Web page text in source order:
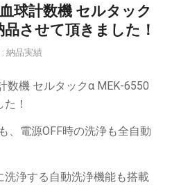
球計数機 セルタック
させて頂きました！
納品実績
数機 セルタックα MEK-6550
！
、電源OFF時の洗浄も全自動
洗浄する自動洗浄機能も搭載